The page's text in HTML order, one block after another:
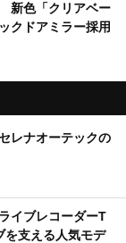
新色「クリアベー
クドアミラー採用
レナオーテックの
イブレコーダーT
を支える人気モデ